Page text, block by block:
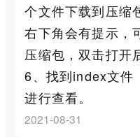
个文件下载到压缩
右下角会有提示，
压缩包，双击打开
6、找到index文件
进行查看。
2021-08-31